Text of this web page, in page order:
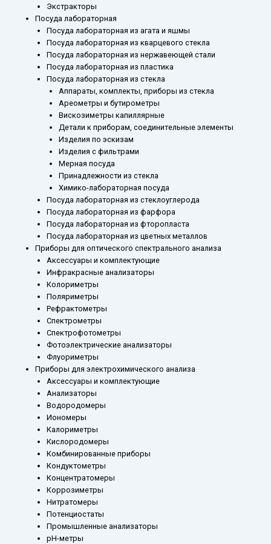
Экстракторы
Посуда лабораторная
Посуда лабораторная из агата и яшмы
Посуда лабораторная из кварцевого стекла
Посуда лабораторная из нержавеющей стали
Посуда лабораторная из пластика
Посуда лабораторная из стекла
Аппараты, комплекты, приборы из стекла
Ареометры и бутирометры
Вискозиметры капиллярные
Детали к приборам, соединительные элементы
Изделия по эскизам
Изделия с фильтрами
Мерная посуда
Принадлежности из стекла
Химико-лабораторная посуда
Посуда лабораторная из стеклоуглерода
Посуда лабораторная из фарфора
Посуда лабораторная из фторопласта
Посуда лабораторная из цветных металлов
Приборы для оптического спектрального анализа
Аксессуары и комплектующие
Инфракрасные анализаторы
Колориметры
Поляриметры
Рефрактометры
Спектрометры
Спектрофотометры
Фотоэлектрические анализаторы
Флуориметры
Приборы для электрохимического анализа
Аксессуары и комплектующие
Анализаторы
Водородомеры
Иономеры
Калориметры
Кислородомеры
Комбинированные приборы
Кондуктометры
Концентратомеры
Коррозиметры
Нитратомеры
Потенциостаты
Промышленные анализаторы
рН-метры